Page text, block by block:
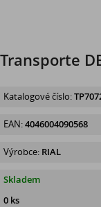
Transporte
Katalogové číslo:
EAN:4046004090568
Výrobce: RIAL
Skladem
0 ks